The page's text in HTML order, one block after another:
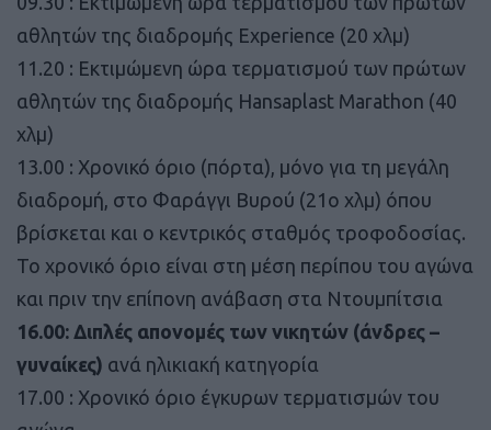
αθλητών της διαδρομής Experience (20 χλμ)
11.20 : Εκτιμώμενη ώρα τερματισμού των πρώτων
αθλητών της διαδρομής Hansaplast Marathon (40
χλμ)
13.00 : Χρονικό όριο (πόρτα), μόνο για τη μεγάλη
διαδρομή, στο Φαράγγι Βυρού (21ο χλμ) όπου
βρίσκεται και ο κεντρικός σταθμός τροφοδοσίας.
Το χρονικό όριο είναι στη μέση περίπου του αγώνα
και πριν την επίπονη ανάβαση στα Ντουμπίτσια
16.00: Διπλές απονομές των νικητών (άνδρες –
γυναίκες) ανά ηλικιακή κατηγορία
17.00 : Χρονικό όριο έγκυρων τερματισμών του